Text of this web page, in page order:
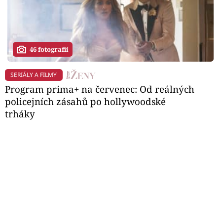
46 fotografií
SERIÁLY A FILMY
Program prima+ na červenec: Od reálných
policejních zásahů po hollywoodské
trháky